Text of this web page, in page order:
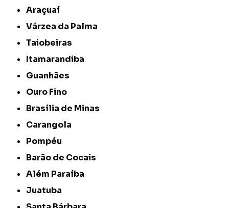
Araçuaí
Várzea da Palma
Taiobeiras
Itamarandiba
Guanhães
Ouro Fino
Brasília de Minas
Carangola
Pompéu
Barão de Cocais
Além Paraíba
Juatuba